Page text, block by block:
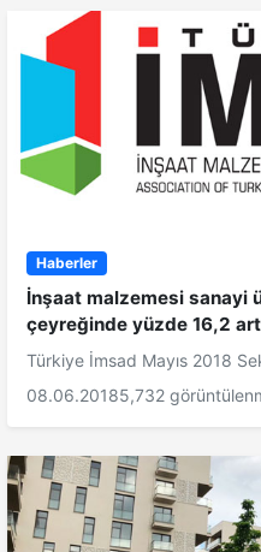
Haberler
İnşaat malzemesi sanayi
çeyreğinde yüzde 16,2
Türkiye İmsad Mayıs 2018
08.06.20185,732